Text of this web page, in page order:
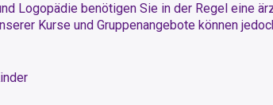
Logopädie benötigen Sie in der Regel eine
Kurse und Gruppenangebote können